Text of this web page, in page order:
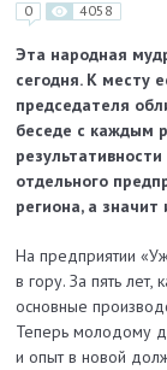
0 4058
Эта народная
сегодня. К месту
председателя
беседе с каждым
отдельного
региона, а
На предприятии
в гору. За пять лет,
основные
Теперь молодому
и опыт в новой